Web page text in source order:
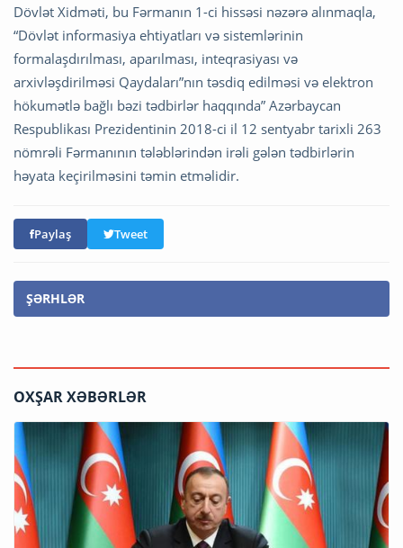
Dövlət Xidməti, bu Fərmanın 1-ci hissəsi nəzərə alınmaqla,
“Dövlət informasiya ehtiyatları və sistemlərinin
formalaşdırılması, aparılması, inteqrasiyası və
arxivləşdirilməsi Qaydaları”nın təsdiq edilməsi və elektron
hökumətlə bağlı bəzi tədbirlər haqqında” Azərbaycan
Respublikası Prezidentinin 2018-ci il 12 sentyabr tarixli 263
nömrəli Fərmanının tələblərindən irəli gələn tədbirlərin
həyata keçirilməsini təmin etməlidir.
Paylaş Tweet
ŞƏRHLƏR
OXŞAR XƏBƏRLƏR